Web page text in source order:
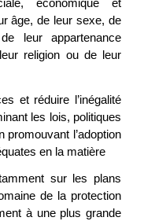
économique et
âge, de leur sexe, de
leur appartenance
religion ou de leur
et réduire l’inégalité
les lois, politiques
promouvant l’adoption
en la matière
sur les plans
de la protection
à une plus grande